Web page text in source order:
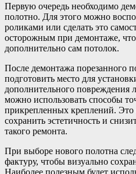
Первую очередь необходимо
полотно. Для этого можно
роликами или сделать это
осторожным при демонтаже,
дополнительно сам потолок.
После демонтажа порезанного
подготовить место для
дополнительного повреждения
можно использовать способы
прикрепленных креплений. Это
сохранить эстетичность и
такого ремонта.
При выборе нового полотна
фактуру, чтобы визуально
Наиболее полезным будет